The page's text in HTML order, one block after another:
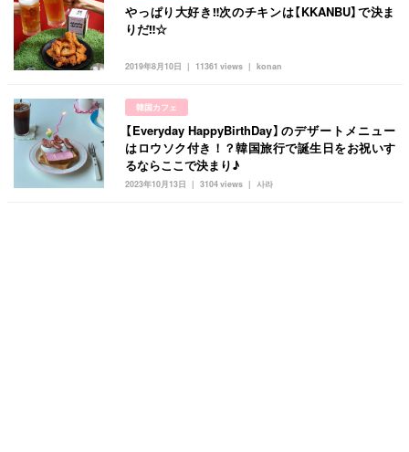
2019年8月10日 konan
11361 views
やっぱり大好き‼︎次のチキンは【KKANBU】で決ま
りだ‼︎☆
韓国カフェ
2023年10月13日 사라
3104 views
【Everyday HappyBirthDay】のデザートメニュー
はロウソク付き！？韓国旅行で誕生日をお祝いす
るならここで決まり♪